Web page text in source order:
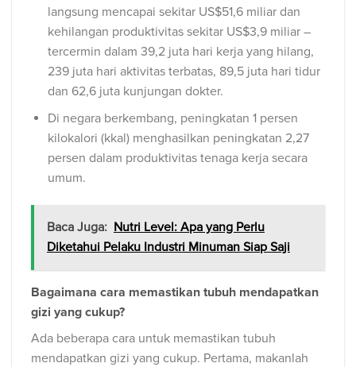
langsung mencapai sekitar US$51,6 miliar dan
kehilangan produktivitas sekitar US$3,9 miliar –
tercermin dalam 39,2 juta hari kerja yang hilang,
239 juta hari aktivitas terbatas, 89,5 juta hari tidur
dan 62,6 juta kunjungan dokter.
Di negara berkembang, peningkatan 1 persen
kilokalori (kkal) menghasilkan peningkatan 2,27
persen dalam produktivitas tenaga kerja secara
umum.
Baca Juga: Nutri Level: Apa yang Perlu
Diketahui Pelaku Industri Minuman Siap Saji
Bagaimana cara memastikan tubuh mendapatkan
gizi yang cukup?
Ada beberapa cara untuk memastikan tubuh
mendapatkan gizi yang cukup. Pertama, makanlah